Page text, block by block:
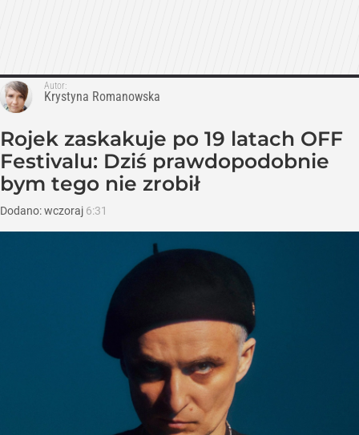
Autor:
Krystyna Romanowska
Rojek zaskakuje po 19 latach OFF
Festivalu: Dziś prawdopodobnie
bym tego nie zrobił
Dodano:wczoraj 6:31